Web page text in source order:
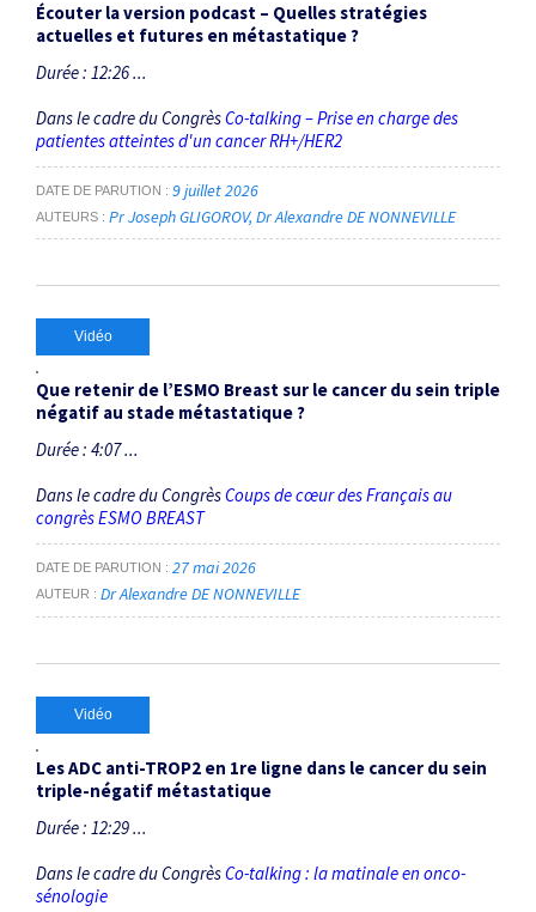
Écouter la version podcast – Quelles stratégies
actuelles et futures en métastatique ?
Durée : 12:26 ...
Dans le cadre du CongrèsCo-talking – Prise en charge des
patientes atteintes d'un cancer RH+/HER2
DATE DE PARUTION 9 juillet 2026
AUTEURS Pr Joseph GLIGOROV Dr Alexandre DE NONNEVILLE
Vidéo
Que retenir de l’ESMO Breast sur le cancer du sein triple
négatif au stade métastatique ?
Durée : 4:07 ...
Dans le cadre du CongrèsCoups de cœur des Français au
congrès ESMO BREAST
DATE DE PARUTION 27 mai 2026
AUTEUR Dr Alexandre DE NONNEVILLE
Vidéo
Les ADC anti-TROP2 en 1re ligne dans le cancer du sein
triple-négatif métastatique
Durée : 12:29 ...
Dans le cadre du CongrèsCo-talking : la matinale en onco-
sénologie